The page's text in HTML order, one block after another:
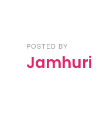
POSTED BY
Jamhuri